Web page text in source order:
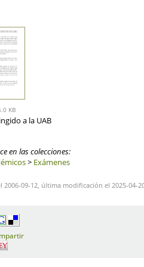
KB
a la UAB
en las colecciones:
> Exámenes
2006-09-12, última modificación el 2025-04-